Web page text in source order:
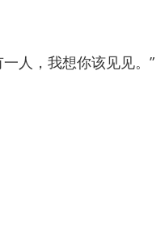
人，我想你该见见。”